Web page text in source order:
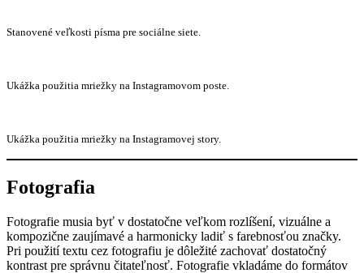
Stanovené veľkosti písma pre sociálne siete.
Ukážka použitia mriežky na Instagramovom poste.
Ukážka použitia mriežky na Instagramovej story.
Fotografia
Fotografie musia byť v dostatočne veľkom rozlíšení, vizuálne a
kompozične zaujímavé a harmonicky ladiť s farebnosťou značky.
Pri použití textu cez fotografiu je dôležité zachovať dostatočný
kontrast pre správnu čitateľnosť. Fotografie vkladáme do formátov